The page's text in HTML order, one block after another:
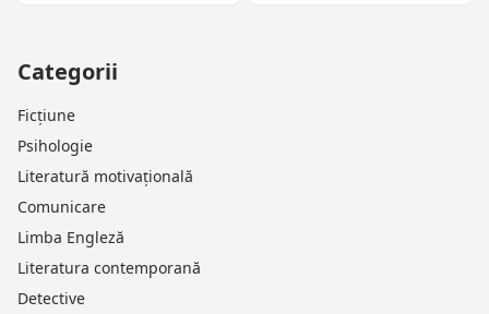
Categorii
Ficțiune
Psihologie
Literatură motivațională
Comunicare
Limba Engleză
Literatura contemporană
Detective